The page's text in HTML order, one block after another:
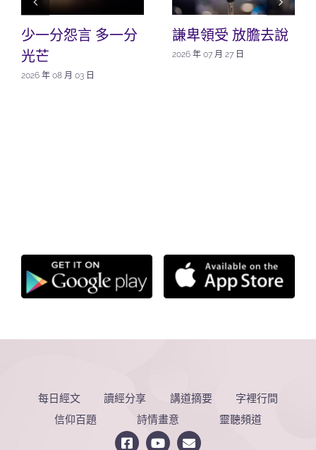
少一分怨言 多一分
光芒
2026 年 08 月 03 日
謙卑領受 放膽去說
2026 年 07 月 27 日
每日經文 讀經分享 講道摘要
字裡行間
信仰百題
詩情畫意 靈聽頻道